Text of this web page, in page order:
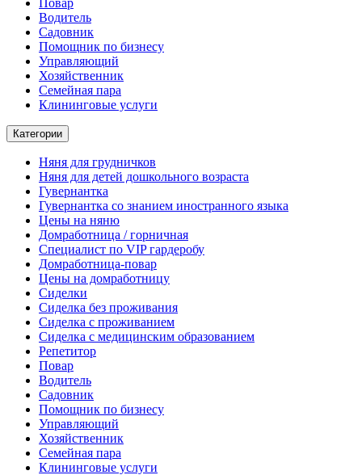
Водитель
Садовник
Помощник по бизнесу
Управляющий
Хозяйственник
Семейная пара
Клининговые услуги
Категории
Няня для грудничков
Няня для детей дошкольного возраста
Гувернантка
Гувернантка со знанием иностранного языка
Цены на няню
Домработница / горничная
Cпециалист по VIP гардеробу
Домработница-повар
Цены на домработницу
Сиделки
Сиделка без проживания
Сиделка с проживанием
Сиделка с медицинским образованием
Репетитор
Повар
Водитель
Садовник
Помощник по бизнесу
Управляющий
Хозяйственник
Семейная пара
Клининговые услуги